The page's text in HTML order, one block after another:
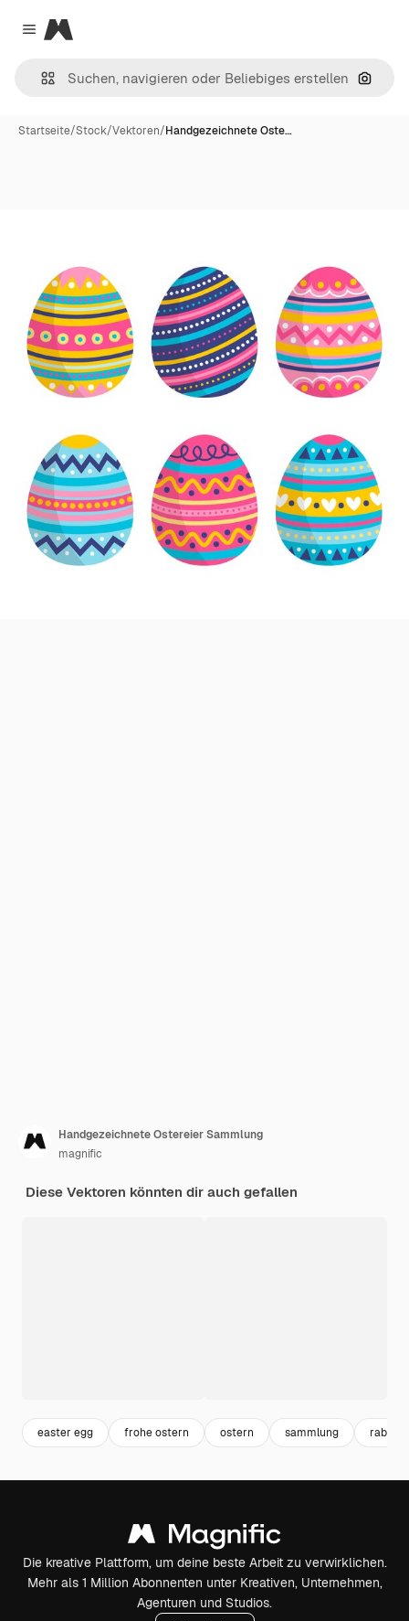
Close menu
Magnific
Nach
Startseite/Stock/Vektoren/Handgezeichnete Oste…
Handgezeichnete Ostereier Sammlung
magnific
Diese Vektoren könnten dir auch gefallen
easter egg frohe ostern ostern sammlung rabbit
Die kreative Plattform, um deine beste Arbeit zu verwirklichen.
Mehr als 1 Million Abonnenten unter Kreativen, Unternehmen,
Agenturen und Studios.